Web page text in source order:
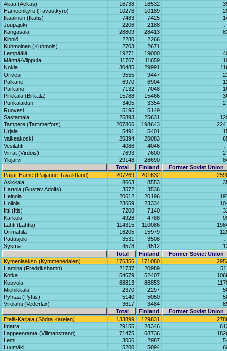
Akaa (Ackas)
16738 16532
Hämeenkyrö (Tavastkyro)
10276 10189
Ikaalinen (Ikalis)
7483 7425
Juupajoki
2206 2188
Kangasala
28809 28413
Kihniö
2280 2266
Kuhmoinen (Kuhmois)
2703 2671
Lempäälä
19271 19000
Mänttä-Vilppula
11767 11659
Nokia
30485 29991
Orivesi
9555 9447
Pälkäne
6970 6904
Parkano
7132 7048
Pirkkala (Birkala)
15788 15466
Punkalaidun
3405 3354
Ruovesi
5195 5149
Sastamala
25893 25631
Tampere (Tammerfors)
207866 198643
Urjala
5491 5401
Valkeakoski
20394 20083
Vesilahti
4086 4046
Virrat (Virdois)
7693 7600
Ylöjärvi
29148 28690
Total
Finland
Former Soviet Union
Päijät-Häme (Päijänne-Tavastland)
207269 201632
Asikkala
8663 8553
Hartola (Gustav Adolfs)
3572 3536
Heinola
20612 20196
Hollola
23659 23334
Iitti (Itis)
7208 7140
Kärkölä
4926 4788
Lahti (Lahtis)
114315 110086
Orimattila
16205 15979
Padasjoki
3531 3508
Sysmä
4578 4512
Total
Finland
Former Soviet Union
Kymenlaakso (Kymmenedalen)
176356 171080
Hamina (Fredrikshamn)
21737 20989
Kotka
54679 52407
Kouvola
88813 86853
Miehikkälä
2370 2297
Pyhtää (Pyttis)
5140 5050
Virolahti (Vederlax)
3617 3484
Total
Finland
Former Soviet Union
Etelä-Karjala (Södra Karelen)
133899 129831
Imatra
29155 28346
Lappeenranta (Villmanstrand)
71475 68736
Lemi
3056 2987
Luumäki
5200 5094